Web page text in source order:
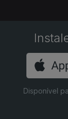
Disponível